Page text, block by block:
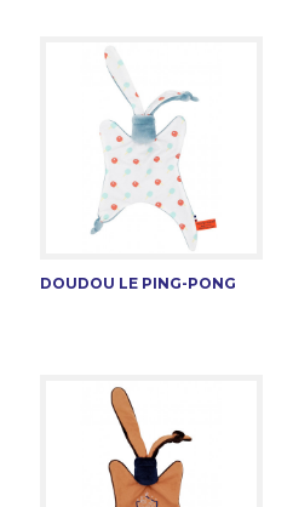
DOUDOU LE PING-PONG